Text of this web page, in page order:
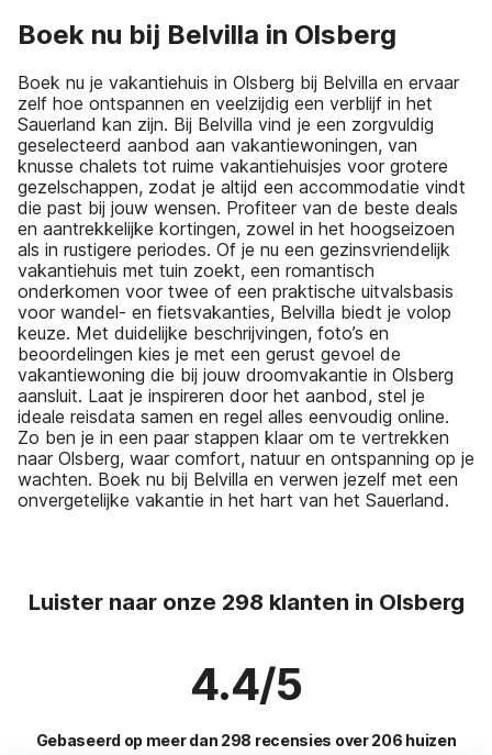
Boek nu bij Belvilla in Olsberg
Boek nu je vakantiehuis in Olsberg bij Belvilla en ervaar
zelf hoe ontspannen en veelzijdig een verblijf in het
Sauerland kan zijn. Bij Belvilla vind je een zorgvuldig
geselecteerd aanbod aan vakantiewoningen, van
knusse chalets tot ruime vakantiehuisjes voor grotere
gezelschappen, zodat je altijd een accommodatie vindt
die past bij jouw wensen. Profiteer van de beste deals
en aantrekkelijke kortingen, zowel in het hoogseizoen
als in rustigere periodes. Of je nu een gezinsvriendelijk
vakantiehuis met tuin zoekt, een romantisch
onderkomen voor twee of een praktische uitvalsbasis
voor wandel- en fietsvakanties, Belvilla biedt je volop
keuze. Met duidelijke beschrijvingen, foto’s en
beoordelingen kies je met een gerust gevoel de
vakantiewoning die bij jouw droomvakantie in Olsberg
aansluit. Laat je inspireren door het aanbod, stel je
ideale reisdata samen en regel alles eenvoudig online.
Zo ben je in een paar stappen klaar om te vertrekken
naar Olsberg, waar comfort, natuur en ontspanning op je
wachten. Boek nu bij Belvilla en verwen jezelf met een
onvergetelijke vakantie in het hart van het Sauerland.
Luister naar onze 298 klanten in Olsberg
4.4/5
Gebaseerd op meer dan 298 recensies over 206 huizen